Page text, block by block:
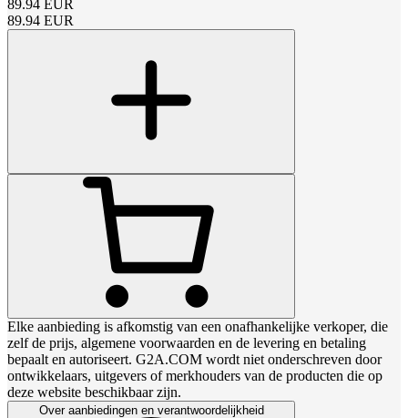
89.94 EUR
89.94 EUR
Elke aanbieding is afkomstig van een onafhankelijke verkoper, die
zelf de prijs, algemene voorwaarden en de levering en betaling
bepaalt en autoriseert. G2A.COM wordt niet onderschreven door
ontwikkelaars, uitgevers of merkhouders van de producten die op
deze website beschikbaar zijn.
Over aanbiedingen en verantwoordelijkheid